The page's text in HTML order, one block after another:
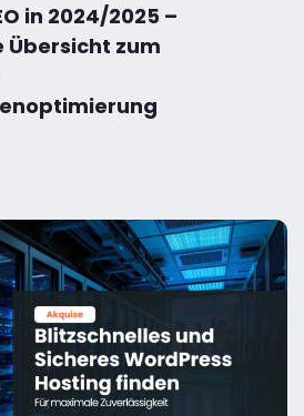
in 2024/2025 –
zum